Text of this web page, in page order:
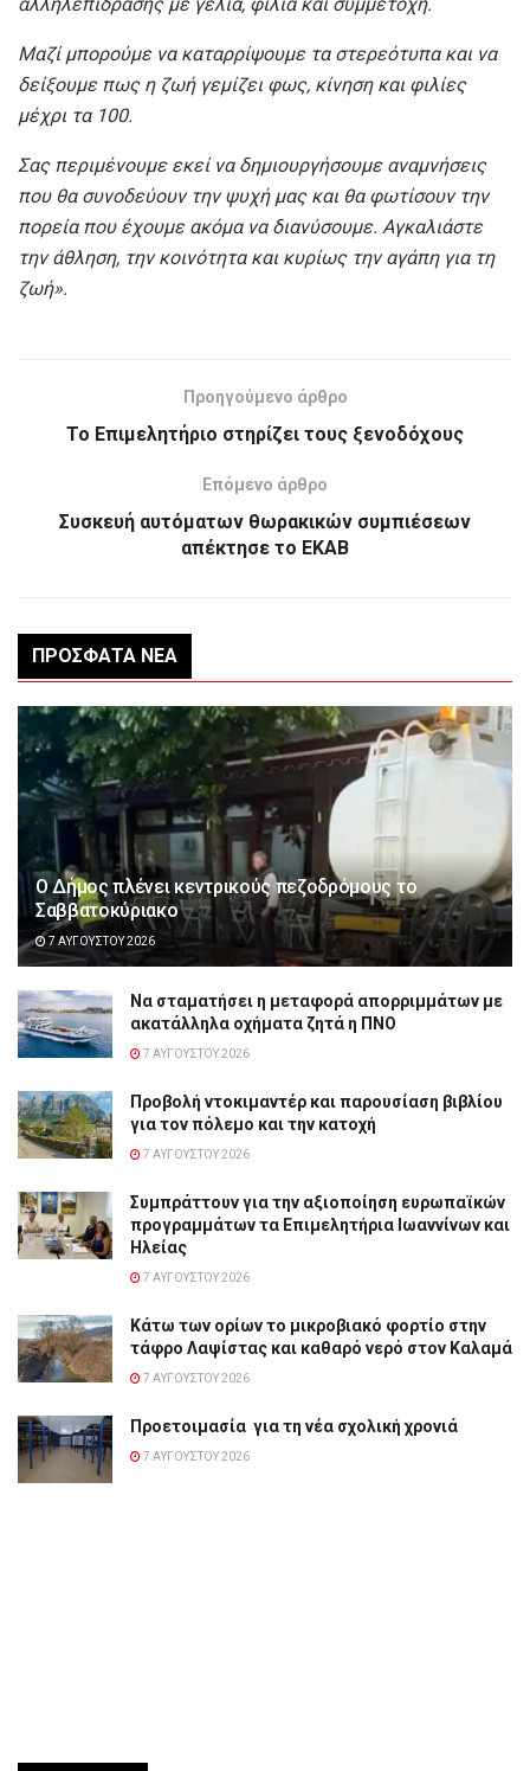
Μαζί μπορούμε να καταρρίψουμε τα στερεότυπα και να
δείξουμε πως η ζωή γεμίζει φως, κίνηση και φιλίες
μέχρι τα 100.
Σας περιμένουμε εκεί να δημιουργήσουμε αναμνήσεις
που θα συνοδεύουν την ψυχή μας και θα φωτίσουν την
πορεία που έχουμε ακόμα να διανύσουμε. Αγκαλιάστε
την άθληση, την κοινότητα και κυρίως την αγάπη για τη
ζωή».
Προηγούμενο άρθρο
Το Επιμελητήριο στηρίζει τους ξενοδόχους
Επόμενο άρθρο
Συσκευή αυτόματων θωρακικών συμπιέσεων
απέκτησε το ΕΚΑΒ
ΠΡΌΣΦΑΤΑ ΝΈΑ
Ο Δήμος πλένει κεντρικούς πεζοδρόμους το
Σαββατοκύριακο
7 ΑΥΓΟΎΣΤΟΥ 2026
Να σταματήσει η μεταφορά απορριμμάτων με
ακατάλληλα οχήματα ζητά η ΠΝΟ
7 ΑΥΓΟΎΣΤΟΥ 2026
Προβολή ντοκιμαντέρ και παρουσίαση βιβλίου
για τον πόλεμο και την κατοχή
7 ΑΥΓΟΎΣΤΟΥ 2026
Συμπράττουν για την αξιοποίηση ευρωπαϊκών
προγραμμάτων τα Επιμελητήρια Ιωαννίνων και
Ηλείας
7 ΑΥΓΟΎΣΤΟΥ 2026
Κάτω των ορίων το μικροβιακό φορτίο στην
τάφρο Λαψίστας και καθαρό νερό στον Καλαμά
7 ΑΥΓΟΎΣΤΟΥ 2026
Προετοιμασία για τη νέα σχολική χρονιά
7 ΑΥΓΟΎΣΤΟΥ 2026